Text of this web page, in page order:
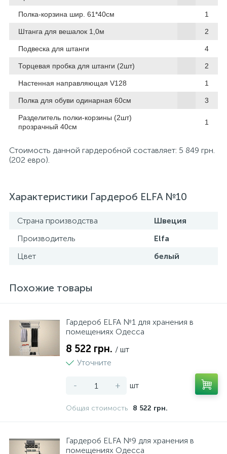
Полка-корзина шир. 61*40см 1
Штанга для вешалок 1,0м 2
Подвеска для штанги 4
Торцевая пробка для штанги (2шт) 2
Настенная направляющая V128 1
Полка для обуви одинарная 60см 3
Разделитель полки-корзины (2шт)
прозрачный 40см
1
Стоимость данной гардеробной составляет: 5 849 грн.
(202 евро).
Характеристики Гардероб ELFA №10
Страна производства
Швеция
Производитель
Elfa
Цвет
белый
Похожие товары
Гардероб ELFA №1 для хранения в
помещениях Одесса
8 522 грн. / шт
Уточните
- + шт
Общая стоимость 8 522 грн.
Гардероб ELFA №9 для хранения в
помещениях Одесса